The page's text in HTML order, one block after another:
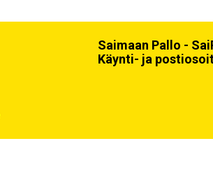
Saimaan Pallo -
Käynti- ja